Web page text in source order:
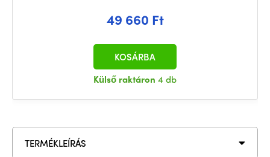
49 660 Ft
Külső raktáron 4 db
KOSÁRBA
TERMÉKLEÍRÁS